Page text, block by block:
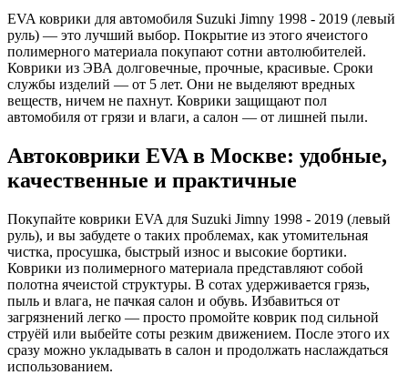
EVA коврики для автомобиля Suzuki Jimny 1998 - 2019 (левый
руль) — это лучший выбор. Покрытие из этого ячеистого
полимерного материала покупают сотни автолюбителей.
Коврики из ЭВА долговечные, прочные, красивые. Сроки
службы изделий — от 5 лет. Они не выделяют вредных
веществ, ничем не пахнут. Коврики защищают пол
автомобиля от грязи и влаги, а салон — от лишней пыли.
Автоковрики EVA в Москве: удобные,
качественные и практичные
Покупайте коврики EVA для Suzuki Jimny 1998 - 2019 (левый
руль), и вы забудете о таких проблемах, как утомительная
чистка, просушка, быстрый износ и высокие бортики.
Коврики из полимерного материала представляют собой
полотна ячеистой структуры. В сотах удерживается грязь,
пыль и влага, не пачкая салон и обувь. Избавиться от
загрязнений легко — просто промойте коврик под сильной
струёй или выбейте соты резким движением. После этого их
сразу можно укладывать в салон и продолжать наслаждаться
использованием.